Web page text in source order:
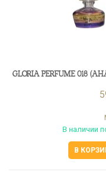
GLORIA PERFUME 018
В наличии
В